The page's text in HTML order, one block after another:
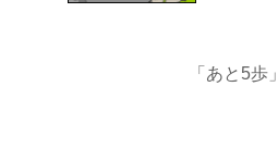
「あと5歩」